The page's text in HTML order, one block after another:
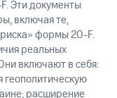
Эти документы
включая те,
формы 20-F.
реальных
включают в себя:
геополитическую
расширение